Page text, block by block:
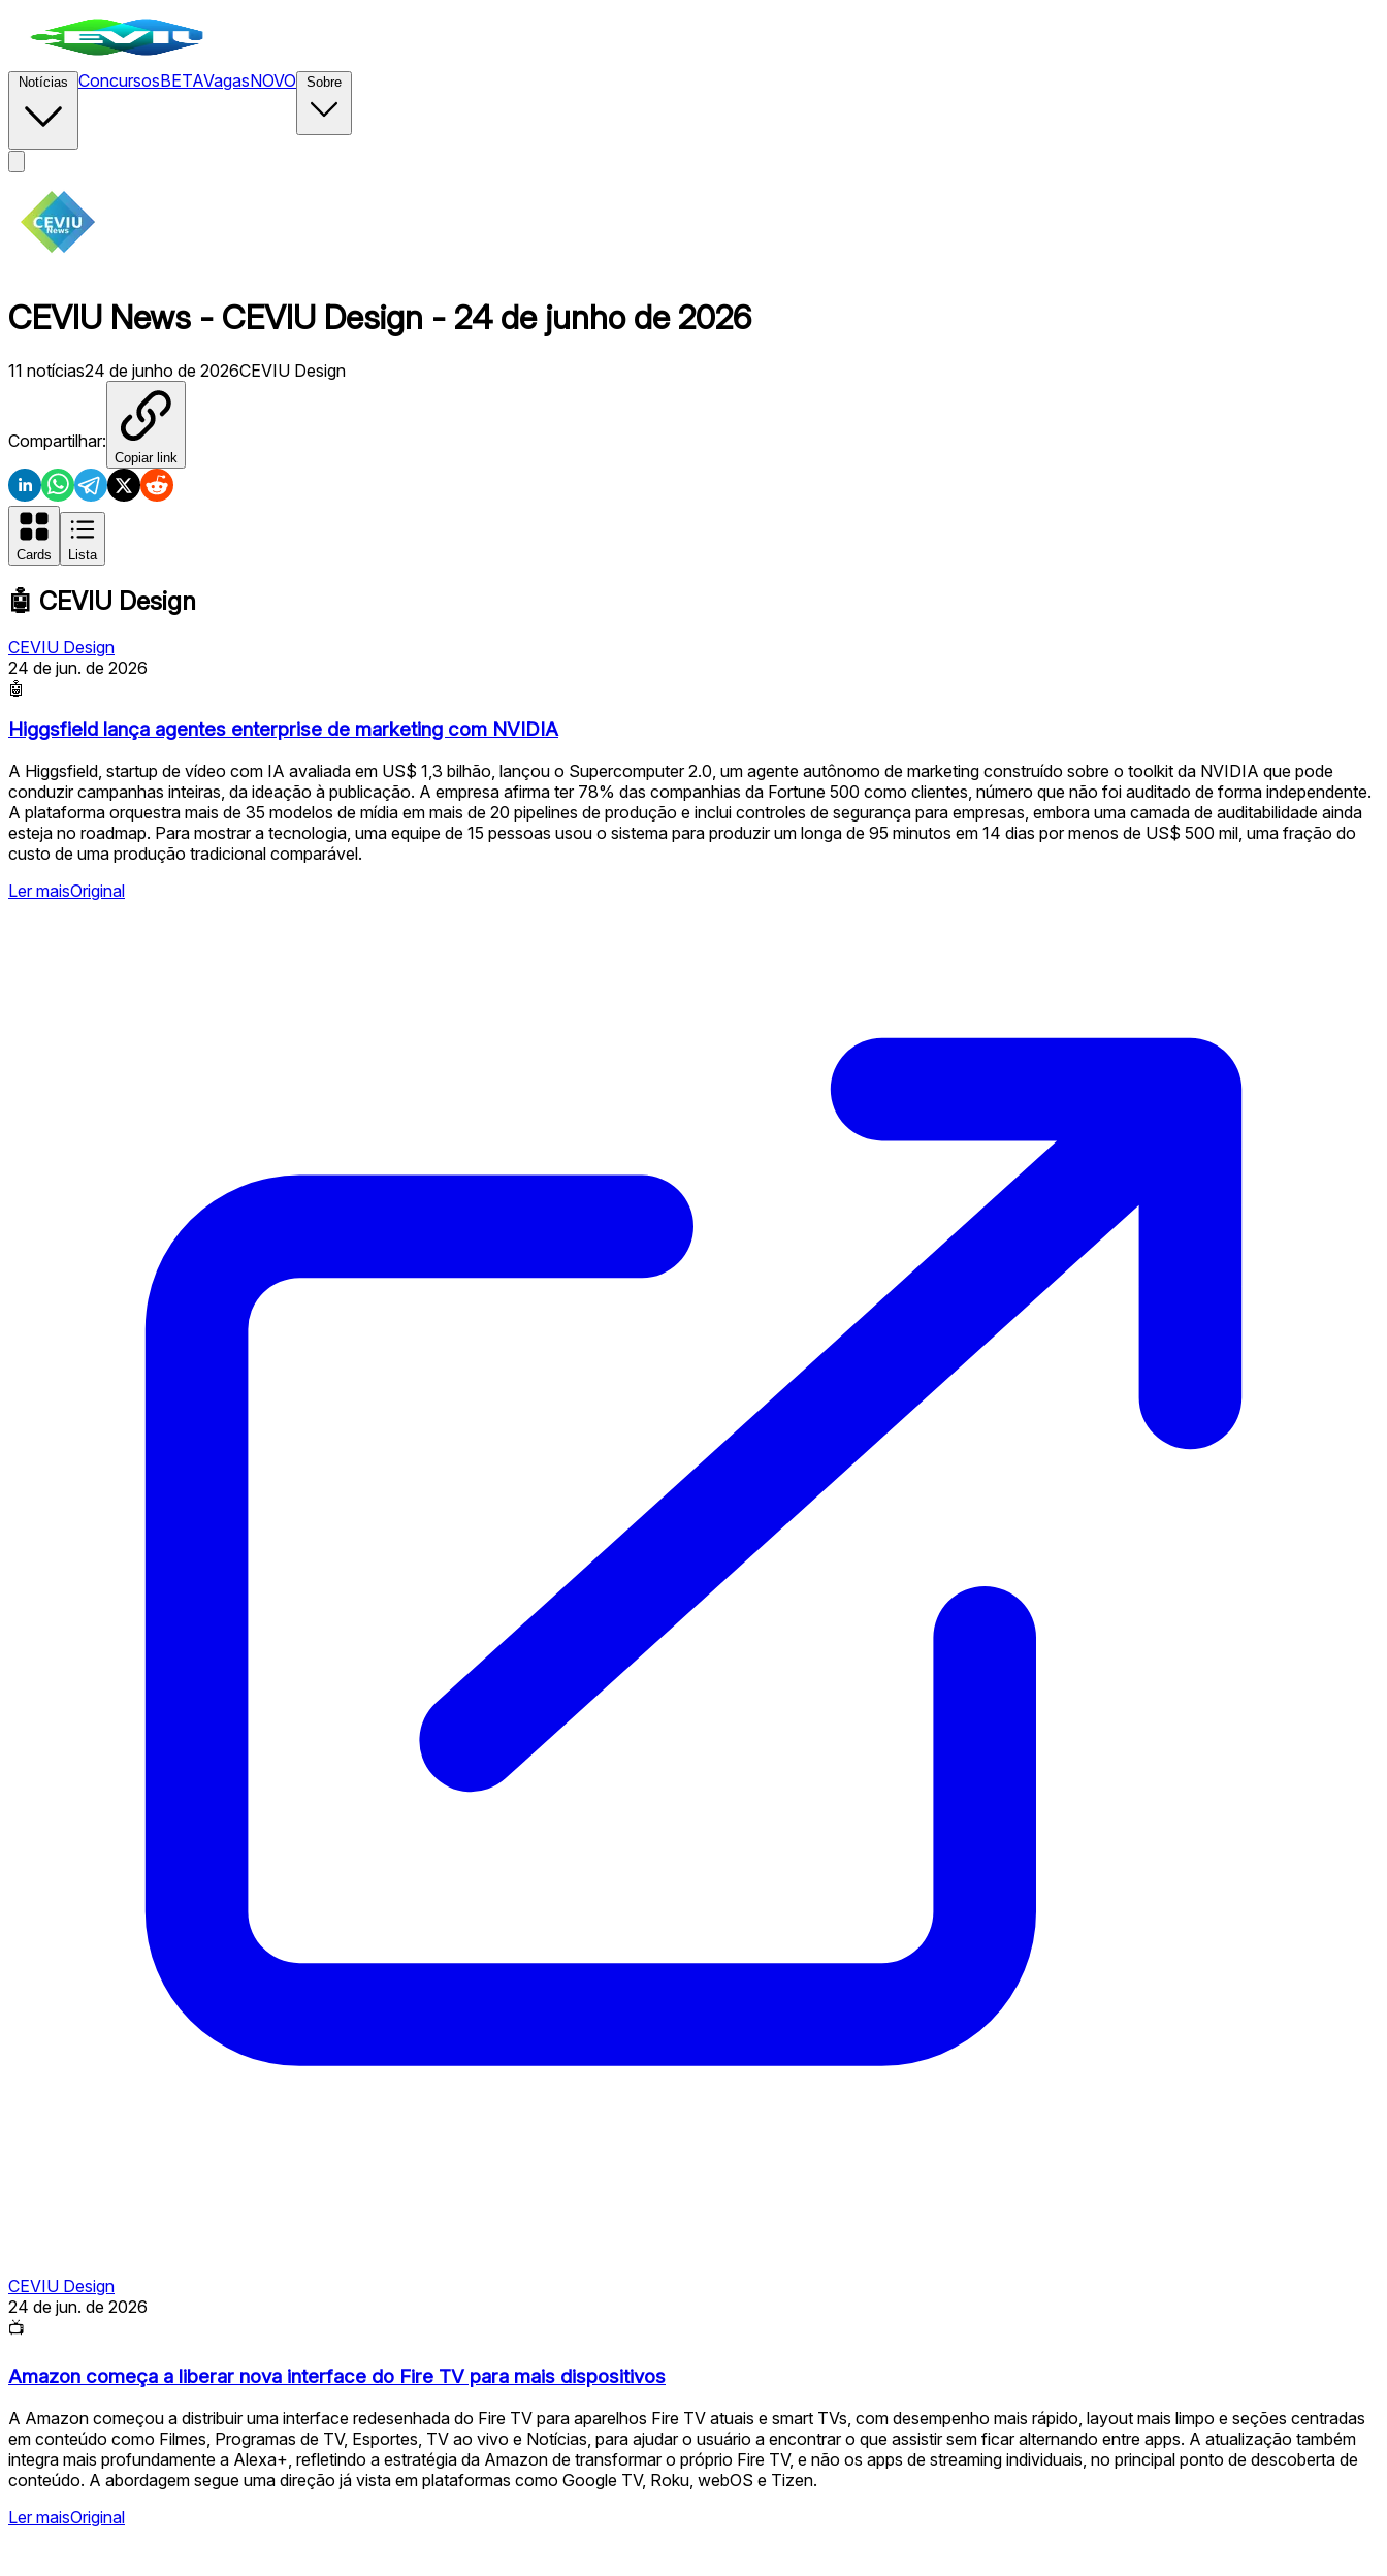
ConcursosBETAVagasNOVO
CEVIU News - CEVIU Design - 24 de junho de 2026
11 notícias24 de junho de 2026CEVIU Design
Compartilhar:
Copiar link
Cards Lista
🤖 CEVIU Design
CEVIU Design
24 de jun. de 2026
🤖
Higgsfield lança agentes enterprise de marketing com NVIDIA
A Higgsfield, startup de vídeo com IA avaliada em US$ 1,3 bilhão, lançou o Supercomputer 2.0, um agente autônomo de marketing construído sobre o toolkit da NVIDIA que pode
conduzir campanhas inteiras, da ideação à publicação. A empresa afirma ter 78% das companhias da Fortune 500 como clientes, número que não foi auditado de forma independente.
A plataforma orquestra mais de 35 modelos de mídia em mais de 20 pipelines de produção e inclui controles de segurança para empresas, embora uma camada de auditabilidade ainda
esteja no roadmap. Para mostrar a tecnologia, uma equipe de 15 pessoas usou o sistema para produzir um longa de 95 minutos em 14 dias por menos de US$ 500 mil, uma fração do
custo de uma produção tradicional comparável.
Ler maisOriginal
CEVIU Design
24 de jun. de 2026
📺
Amazon começa a liberar nova interface do Fire TV para mais dispositivos
A Amazon começou a distribuir uma interface redesenhada do Fire TV para aparelhos Fire TV atuais e smart TVs, com desempenho mais rápido, layout mais limpo e seções centradas
em conteúdo como Filmes, Programas de TV, Esportes, TV ao vivo e Notícias, para ajudar o usuário a encontrar o que assistir sem ficar alternando entre apps. A atualização também
integra mais profundamente a Alexa+, refletindo a estratégia da Amazon de transformar o próprio Fire TV, e não os apps de streaming individuais, no principal ponto de descoberta de
conteúdo. A abordagem segue uma direção já vista em plataformas como Google TV, Roku, webOS e Tizen.
Ler maisOriginal